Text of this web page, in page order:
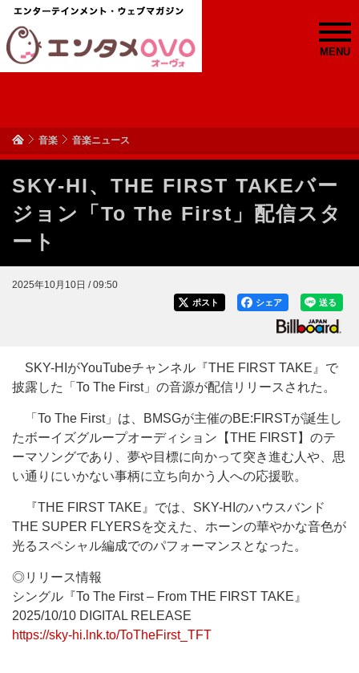
MENU
音楽 音楽ニュース
SKY-HI、THE FIRST TAKEバー
ジョン「To The First」配信スタ
ート
2025年10月10日 / 09:50
送る
シェア
ポスト
SKY-HIがYouTubeチャンネル『THE FIRST TAKE』で
披露した「To The First」の音源が配信リリースされた。
「To The First」は、BMSGが主催のBE:FIRSTが誕生し
たボーイズグループオーディション【THE FIRST】のテ
ーマソングであり、夢や目標に向かって突き進む人や、思
い通りにいかない事柄に立ち向かう人への応援歌。
『THE FIRST TAKE』では、SKY-HIのハウスバンド
THE SUPER FLYERSを交えた、ホーンの華やかな音色が
光るスペシャル編成でのパフォーマンスとなった。
◎リリース情報
シングル『To The First – From THE FIRST TAKE』
2025/10/10 DIGITAL RELEASE
https://sky-hi.lnk.to/ToTheFirst_TFT